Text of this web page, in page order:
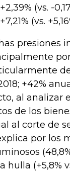
(vs. -
(vs.
presiones
+42%
al analizar
de los
al corte de
por los
hulla (+5,8%